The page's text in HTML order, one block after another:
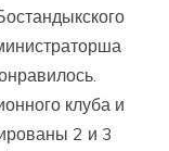
клуба и
2 и 3